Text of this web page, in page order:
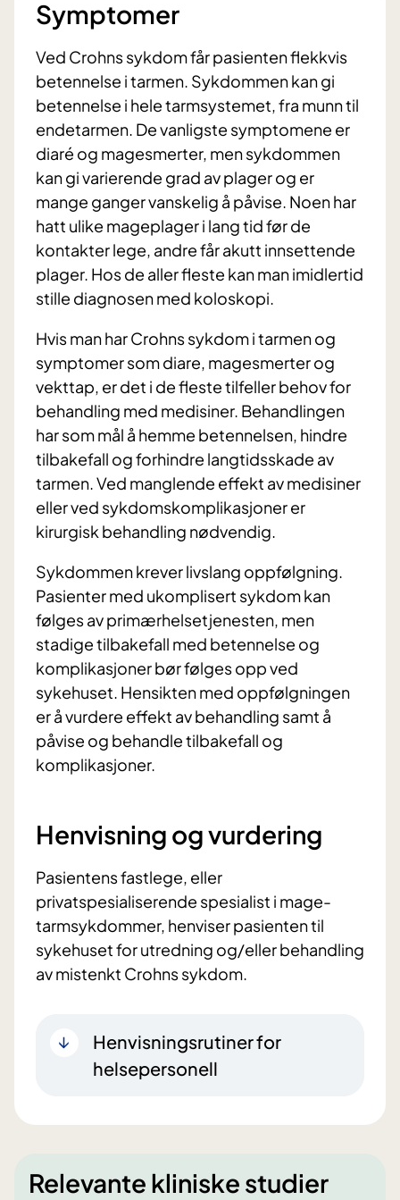
Symptomer
Ved Crohns sykdom får pasienten flekkvis
betennelse i tarmen. Sykdommen kan gi
betennelse i hele tarmsystemet, fra munn til
endetarmen. De vanligste symptomene er
diaré og magesmerter, men sykdommen
kan gi varierende grad av plager og er
mange ganger vanskelig å påvise. Noen har
hatt ulike mageplager i lang tid før de
kontakter lege, andre får akutt innsettende
plager. Hos de aller fleste kan man imidlertid
stille diagnosen med koloskopi.
Hvis man har Crohns sykdom i tarmen og
symptomer som diare, magesmerter og
vekttap, er det i de fleste tilfeller behov for
behandling med medisiner. Behandlingen
har som mål å hemme betennelsen, hindre
tilbakefall og forhindre langtidsskade av
tarmen. Ved manglende effekt av medisiner
eller ved sykdomskomplikasjoner er
kirurgisk behandling nødvendig.
Sykdommen krever livslang oppfølgning.
Pasienter med ukomplisert sykdom kan
følges av primærhelsetjenesten, men
stadige tilbakefall med betennelse og
komplikasjoner bør følges opp ved
sykehuset. Hensikten med oppfølgningen
er å vurdere effekt av behandling samt å
påvise og behandle tilbakefall og
komplikasjoner.
Henvisning og vurdering
Pasientens fastlege, eller
privatspesialiserende spesialist i mage-
tarmsykdommer, henviser pasienten til
sykehuset for utredning og/eller behandling
av mistenkt Crohns sykdom.
Henvisningsrutiner for
helsepersonell
Relevante kliniske studier